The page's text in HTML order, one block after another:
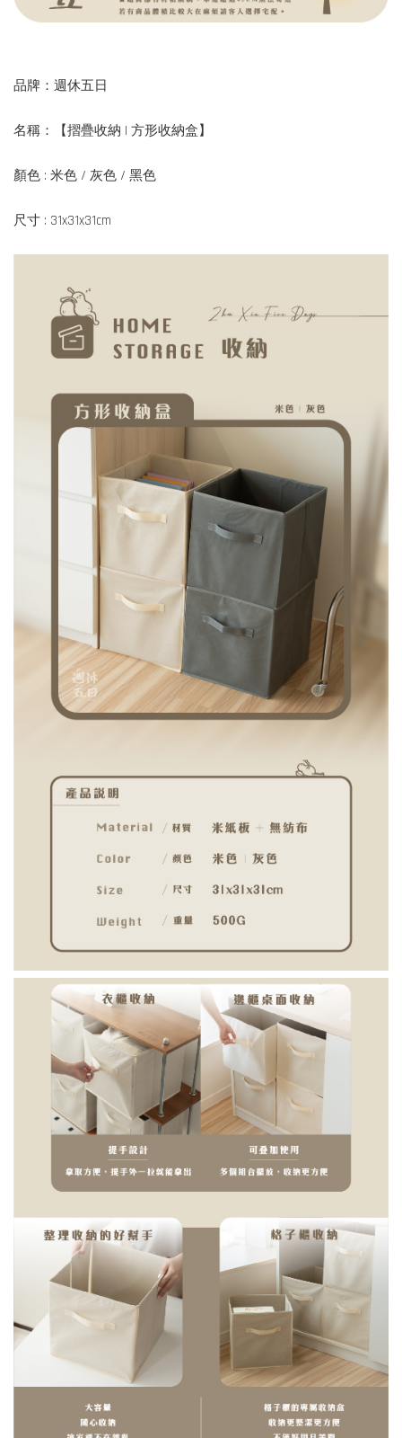
品牌：週休五日
名稱：【摺疊收納 | 方形收納盒】
顏色 : 米色 / 灰色 / 黑色
尺寸 : 31x31x31cm